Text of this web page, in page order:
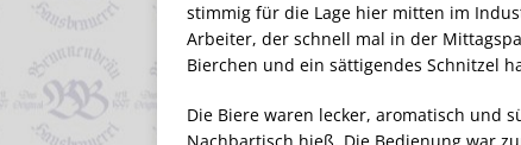
stimmig für die Lage hier mitten im
Arbeiter, der schnell mal in der
Bierchen und ein sättigendes Schnitzel
Die Biere waren lecker, aromatisch und